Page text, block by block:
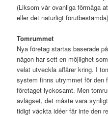
(Liksom vår ovanliga förmåga
eller det naturligt
Tomrummet
Nya företag startas baserade
någon har sett en möjlighet
velat utveckla affärer kring. I
system finns utrymmet för den
företaget lyckosamt. Men
avlägset, det måste vara
tidigt väckta idéer får inte den